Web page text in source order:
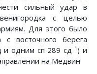
сильный удар в
с целью
Для этого было
с восточного берега
и одним сп 289 сд 1) и
на Медвин